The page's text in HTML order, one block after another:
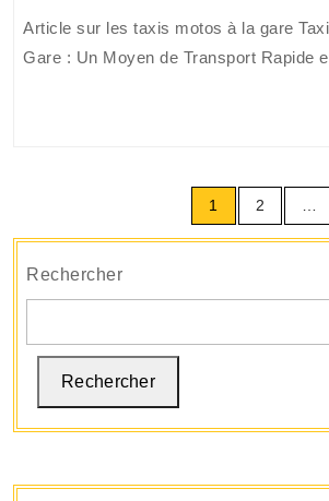
Article sur les taxis motos à la gare
Gare : Un Moyen de Transport Rapide
Pagination
des
1 2
Rechercher
Rechercher